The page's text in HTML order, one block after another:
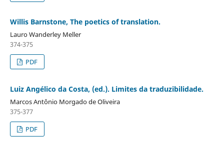
Willis Barnstone, The poetics of translation.
Lauro Wanderley Meller
374-375
PDF
Luiz Angélico da Costa, (ed.). Limites da traduzibilidade.
Marcos Antônio Morgado de Oliveira
375-377
PDF